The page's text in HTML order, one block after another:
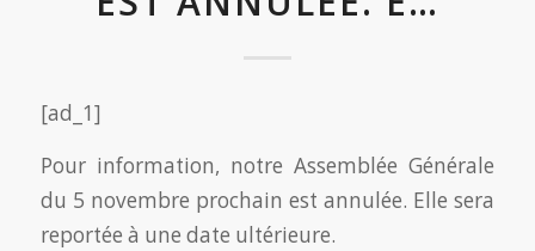
[ad_1]
Pour information, notre Assemblée Générale
du 5 novembre prochain est annulée. Elle sera
reportée à une date ultérieure.